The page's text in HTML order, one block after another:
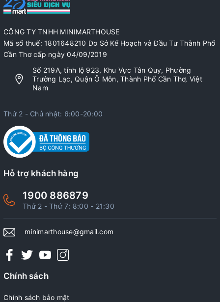
CÔNG TY TNHH MINIMARTHOUSE
Mã số thuế: 1801648210 Do Sở Kế Hoạch và Đầu Tư Thành Phố
Cần Thơ cấp ngày 04/09/2019
Số 219A, tỉnh lộ 923, Khu Vực Tân Quy, Phường
Trường Lạc, Quận Ô Môn, Thành Phố Cần Thơ, Việt
Nam
Thứ 2 - Chủ nhật: 6:00-20:00
Hỗ trợ khách hàng
1900 886879
Thứ 2 - Thứ 7: 8:00 - 21:30
minimarthouse@gmail.com
Chính sách
Chính sách bảo mật